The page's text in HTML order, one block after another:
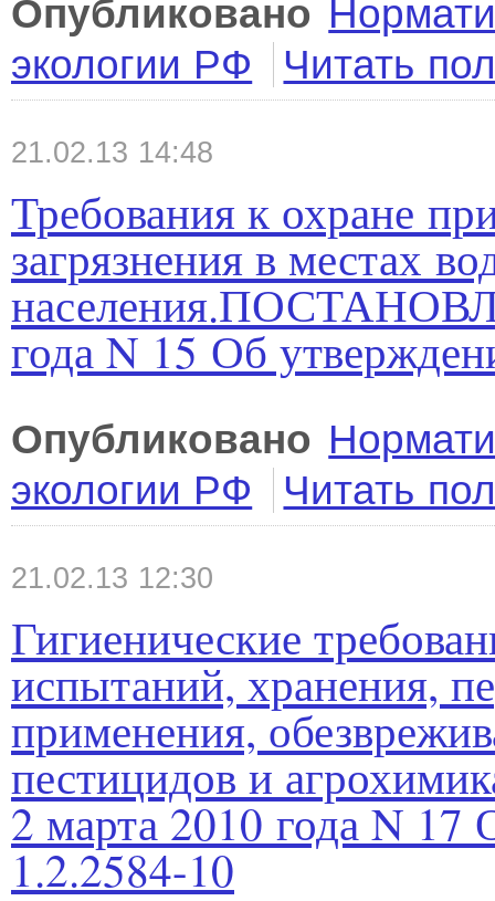
Опубликовано
экологии РФ
Читать
21.02.13 14:48
Требования к охране
загрязнения в местах
года N 15 Об
Опубликовано
экологии РФ
Читать
21.02.13 12:30
Гигиенические
испытаний, хранения,
применения,
пестицидов и
2 марта 2010 года N
1.2.2584-10